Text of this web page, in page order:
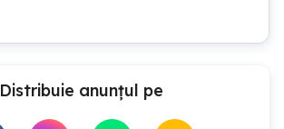
Distribuie anunțul pe